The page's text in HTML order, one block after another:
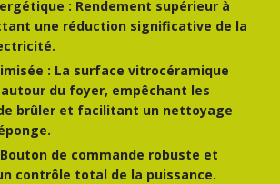
: Rendement supérieur à
une réduction significative de la
: La surface vitrocéramique
du foyer, empêchant les
brûler et facilitant un nettoyage
de commande robuste et
contrôle total de la puissance.